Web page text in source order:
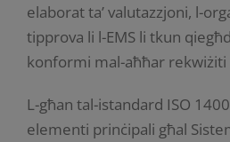
elaborat ta’ valutazzjoni, l-
tipprova li l-EMS li tkun
konformi mal-aħħar rekwiżiti
L-għan tal-istandard ISO
elementi prinċipali għal